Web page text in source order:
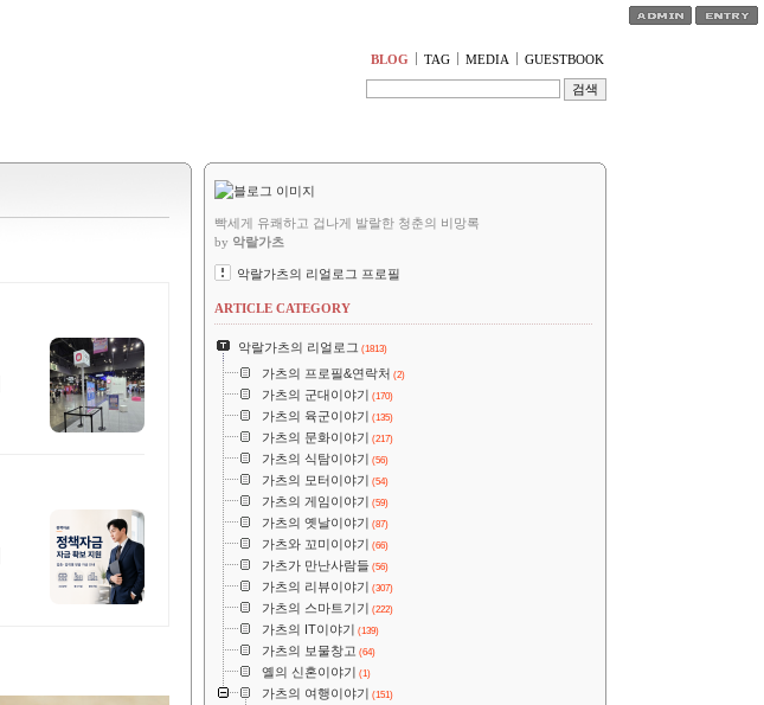
BLOG TAG MEDIA GUESTBOOK
빡세게 유쾌하고 겁나게 발랄한 청춘의 비망록
by 악랄가츠
악랄가츠의 리얼로그 프로필
ARTICLE CATEGORY
악랄가츠의 리얼로그 (1813)
가츠의 프로필&연락처 (2)
가츠의 군대이야기 (170)
가츠의 육군이야기 (135)
가츠의 문화이야기 (217)
가츠의 식탐이야기 (56)
가츠의 모터이야기 (54)
가츠의 게임이야기 (59)
가츠의 옛날이야기 (87)
가츠와 꼬미이야기 (66)
가츠가 만난사람들 (56)
가츠의 리뷰이야기 (307)
가츠의 스마트기기 (222)
가츠의 IT이야기 (139)
가츠의 보물창고 (64)
옐의 신혼이야기 (1)
가츠의 여행이야기 (151)
티스토리툴바